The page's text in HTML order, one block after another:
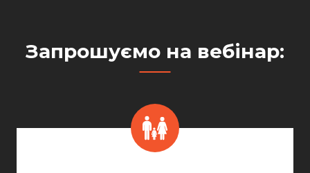
Запрошуємо на вебінар: